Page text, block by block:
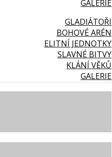
GALERIE
GLADIÁTOŘI
BOHOVÉ ARÉN
ELITNÍ JEDNOTKY
SLAVNÉ BITVY
KLÁNÍ VĚKŮ
GALERIE